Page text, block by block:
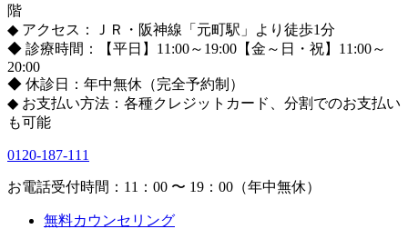
階
◆ アクセス：ＪＲ・阪神線「元町駅」より徒歩1分
◆ 診療時間：【平日】11:00～19:00【金～日・祝】11:00～
20:00
◆ 休診日：年中無休（完全予約制）
◆ お支払い方法：各種クレジットカード、分割でのお支払い
も可能
0120-187-111
お電話受付時間：11：00 〜 19：00（年中無休）
無料カウンセリング